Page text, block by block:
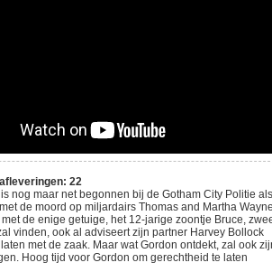
22
nog maar net begonnen bij de Gotham City Politie als
de moord op miljardairs Thomas and Martha
de enige getuige, het 12-jarige zoontje Bruce,
vinden, ook al adviseert zijn partner Harvey Bollock
met de zaak. Maar wat Gordon ontdekt, zal ook
Hoog tijd voor Gordon om gerechtheid te laten